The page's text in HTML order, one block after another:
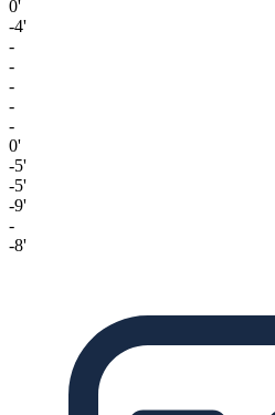
0'
-4'
-
-
-
-
-
0'
-5'
-5'
-9'
-
-8'